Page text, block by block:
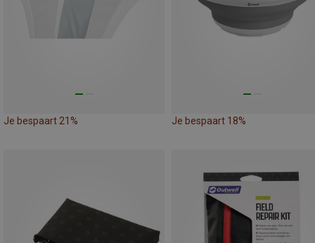
Je bespaart 21% Je bespaart 18%